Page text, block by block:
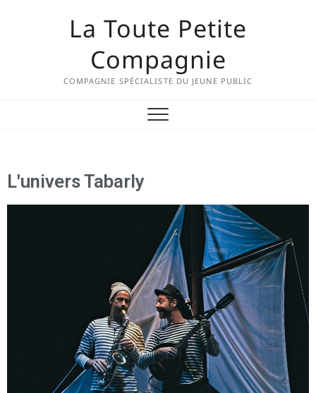
La Toute Petite
Compagnie
COMPAGNIE SPÉCIALISTE DU JEUNE PUBLIC
L'univers Tabarly